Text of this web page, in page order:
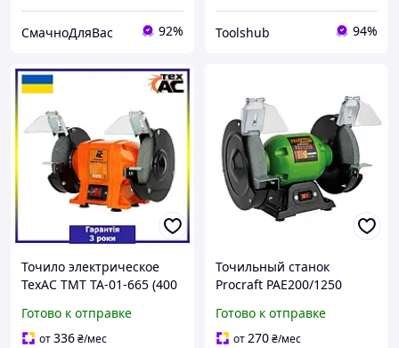
СмачноДляВас 92% Toolshub 94%
Точило электрическое
ТехАС TMT ТА-01-665 (400
мм) Станок точильный
Готово к отправке
от336₴/мес
Точильный станок
Procraft PAE200/1250
для дома дачи дисковые
точильные станки
Готово к отправке
от270₴/мес